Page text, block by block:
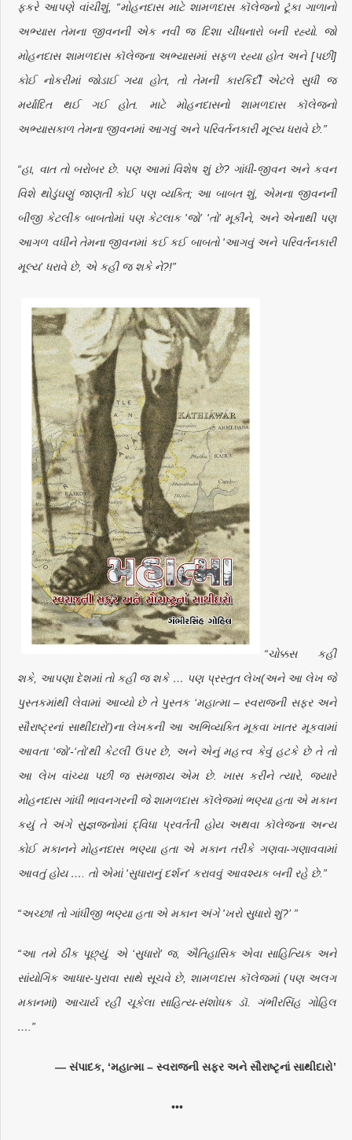
ફકરે આપણે વાંચીશું, “મોહનદાસ માટે શામળદાસ કૉલેજનો ટૂંકા ગાળાનો
અભ્યાસ તેમના જીવનની એક નવી જ દિશા ચીંધનારો બની રહ્યો. જો
મોહનદાસ શામળદાસ કૉલેજના અભ્યાસમાં સફળ રહ્યા હોત અને [પછી]
કોઈ નોકરીમાં જોડાઈ ગયા હોત, તો તેમની કારકિર્દી એટલે સુધી જ
મર્યાદિત થઈ ગઈ હોત. માટે મોહનદાસનો શામળદાસ કૉલેજનો
અભ્યાસકાળ તેમના જીવનમાં આગવું અને પરિવર્તનકારી મૂલ્ય ધરાવે છે.”
“હા, વાત તો બરોબર છે. પણ આમાં વિશેષ શું છે? ગાંધી-જીવન અને કવન
વિશે થોડુંઘણું જાણતી કોઈ પણ વ્યક્તિ; આ બાબત શું, એમના જીવનની
બીજી કેટલીક બાબતોમાં પણ કેટલાક 'જો’ 'તો’ મૂકીને, અને એનાથી પણ
આગળ વધીને તેમના જીવનમાં કઈ કઈ બાબતો 'આગવું અને પરિવર્તનકારી
મૂલ્ય’ ધરાવે છે, એ કહી જ શકે ને?!”
“ચોક્કસ કહી
શકે, આપણા દેશમાં તો કહી જ શકે … પણ પ્રસ્તુત લેખ(અને આ લેખ જે
પુસ્તકમાંથી લેવામાં આવ્યો છે તે પુસ્તક ‘મહાત્મા – સ્વરાજની સફર અને
સૌરાષ્ટ્રનાં સાથીદારો’)ના લેખકની આ અભિવ્યક્તિ મૂકવા ખાતર મૂકવામાં
આવતા ‘જો’-‘તો’થી કેટલી ઉપર છે, અને એનું મહત્ત્વ કેવું હટકે છે તે તો
આ લેખ વાંચ્યા પછી જ સમજાય એમ છે. ખાસ કરીને ત્યારે, જ્યારે
મોહનદાસ ગાંધી ભાવનગરની જે શામળદાસ કૉલેજમાં ભણ્યા હતા એ મકાન
કયું તે અંગે સુજ્ઞજનોમાં દ્વિધા પ્રવર્તતી હોય અથવા કૉલેજના અન્ય
કોઈ મકાનને મોહનદાસ ભણ્યા હતા એ મકાન તરીકે ગણવા-ગણાવવામાં
આવતું હોય …. તો એમાં 'સુધારાનું દર્શન’ કરાવવું આવશ્યક બની રહે છે.”
“અચ્છા! તો ગાંધીજી ભણ્યા હતા એ મકાન અંગે 'ખરો સુધારો શું?’ ”
“આ તમે ઠીક પૂછ્યું. એ ‘સુધારો’ જ, ઐતિહાસિક એવા સાહિત્યિક અને
સાંયોગિક આધાર-પુરાવા સાથે સૂચવે છે, શામળદાસ કૉલેજમાં (પણ અલગ
મકાનમાં) આચાર્ય રહી ચૂકેલા સાહિત્ય-સંશોધક ડૉ. ગંભીરસિંહ ગોહિલ
….”
— સંપાદક, ‘મહાત્મા – સ્વરાજની સફર અને સૌરાષ્ટૃનાં સાથીદારો’
•••